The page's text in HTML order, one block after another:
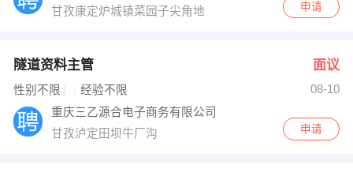
收银员 技术员/工程师
出纳
编辑
甘孜康定炉城镇菜园子尖角地
申请
隧道资料主管 面议
性别不限 经验不限
08-10
重庆三乙源合电子商务有限公司
甘孜泸定田坝牛厂沟
申请